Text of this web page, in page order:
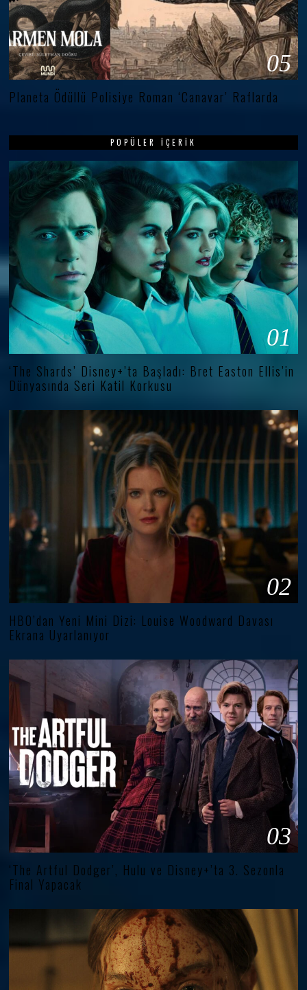
05
Planeta Ödüllü Polisiye Roman ‘Canavar’ Raflarda
POPÜLER İÇERIK
01
‘The Shards’ Disney+’ta Başladı: Bret Easton Ellis’in
Dünyasında Seri Katil Korkusu
02
HBO’dan Yeni Mini Dizi: Louise Woodward Davası
Ekrana Uyarlanıyor
03
‘The Artful Dodger’, Hulu ve Disney+’ta 3. Sezonla
Final Yapacak